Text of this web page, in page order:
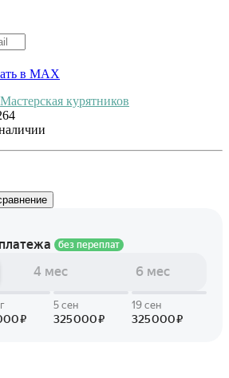
в MAX
Мастерская курятников